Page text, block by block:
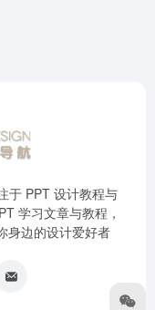
于 PPT 设计教程与
学习文章与教程，
身边的设计爱好者